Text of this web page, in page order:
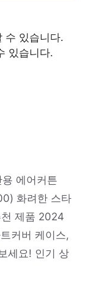
품 추천 제
갤럭시 범
품 추천 제
모니터,
품 추천 제
전 블루투
수 있습니다.
있습니다.
에어커튼
화려한 스타
제품 2024
커버 케이스,
세요! 인기 상